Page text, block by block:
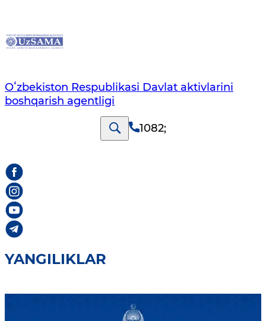
Oʻzbekiston Respublikasi Davlat aktivlarini
boshqarish agentligi
1082;
YANGILIKLAR